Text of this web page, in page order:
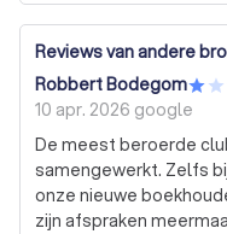
geautomatiseerd waar
AFAS en hun
tijd én geld. Kortom:
betrokken. Een echte
Reviews van andere
Robbert Bodegom
10 apr. 2026 google
De meest beroerde
samengewerkt. Zelfs
onze nieuwe
zijn afspraken